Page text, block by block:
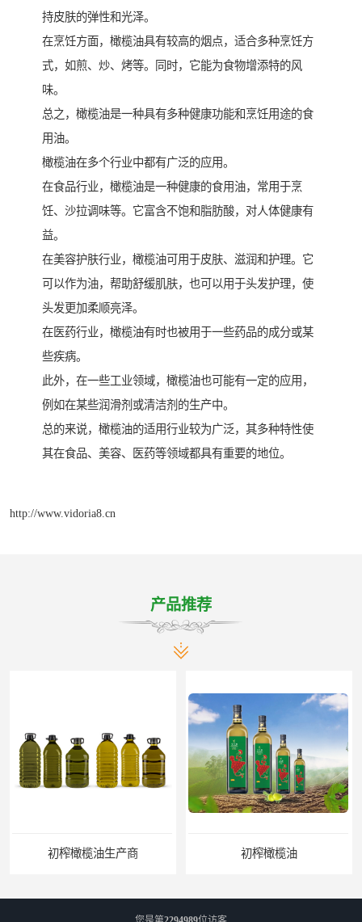
持皮肤的弹性和光泽。
在烹饪方面，橄榄油具有较高的烟点，适合多种烹饪方
式，如煎、炒、烤等。同时，它能为食物增添特的风
味。
总之，橄榄油是一种具有多种健康功能和烹饪用途的食
用油。
橄榄油在多个行业中都有广泛的应用。
在食品行业，橄榄油是一种健康的食用油，常用于烹
饪、沙拉调味等。它富含不饱和脂肪酸，对人体健康有
益。
在美容护肤行业，橄榄油可用于皮肤、滋润和护理。它
可以作为油，帮助舒缓肌肤，也可以用于头发护理，使
头发更加柔顺亮泽。
在医药行业，橄榄油有时也被用于一些药品的成分或某
些疾病。
此外，在一些工业领域，橄榄油也可能有一定的应用，
例如在某些润滑剂或清洁剂的生产中。
总的来说，橄榄油的适用行业较为广泛，其多种特性使
其在食品、美容、医药等领域都具有重要的地位。
http://www.vidoria8.cn
产品推荐
初榨橄榄油生产商 初榨橄榄油